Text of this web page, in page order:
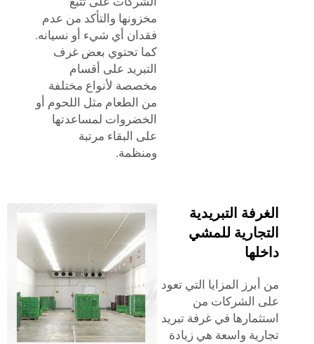
مخزونها والتأكد من عدم
فقدان أي شيء أو نسيانه.
كما تحتوي بعض غرف
التبريد على أقسام
مخصصة لأنواع مختلفة
من الطعام مثل اللحوم أو
الخضروات لمساعدتها
على البقاء مرتبة
التبريدية
للمشي
المزايا التي تعود
الشركات من
في غرفة تبريد
واسعة هي زيادة